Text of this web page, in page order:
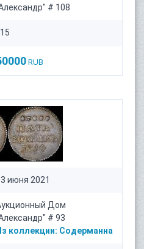
# 108
RUB
июня 2021
Дом
# 93
коллекции: Содерманна